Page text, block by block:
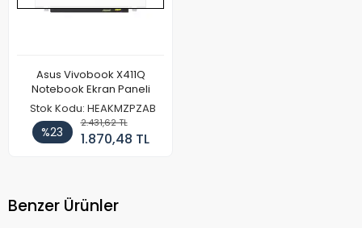
Asus Vivobook X411Q
Notebook Ekran Paneli
Stok Kodu: HEAKMZPZAB
%23
2.431,62 TL
1.870,48 TL
Benzer Ürünler